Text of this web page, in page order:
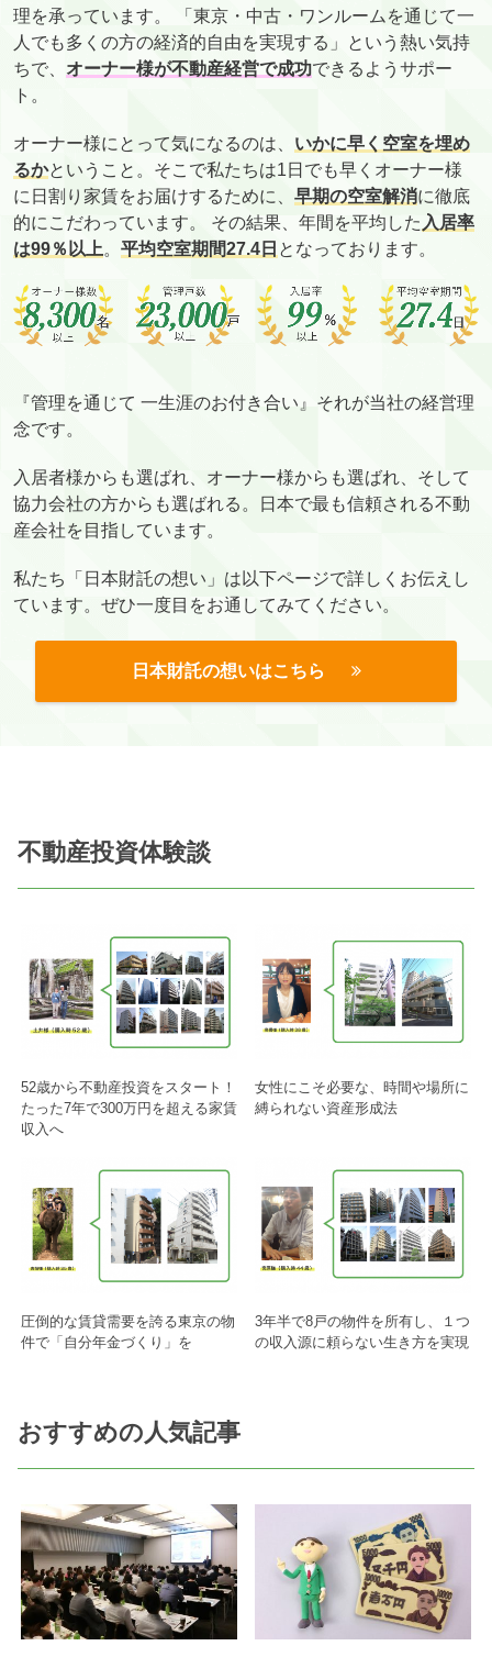
理を承っています。 「東京・中古・ワンルームを通じて一
人でも多くの方の経済的自由を実現する」という熱い気持
ちで、 オーナー様が不動産経営で成功できるようサポー
ト。
オーナー様にとって気になるのは、 いかに早く空室を埋め
るかということ。そこで私たちは1日でも早くオーナー様
に日割り家賃をお届けするために、 早期の空室解消に徹底
的にこだわっています。 その結果、年間を平均した 入居率
は99％以上。 平均空室期間27.4日 となっております。
『管理を通じて 一生涯のお付き合い』それが当社の経営理
念です。
入居者様からも選ばれ、オーナー様からも選ばれ、そして
協力会社の方からも選ばれる。日本で最も信頼される不動
産会社を目指しています。
私たち「日本財託の想い」は以下ページで詳しくお伝えし
ています。ぜひ一度目をお通してみてください。
日本財託の想いはこちら
不動産投資体験談
52歳から不動産投資をスタート！
たった7年で300万円を超える家賃
収入へ
女性にこそ必要な、時間や場所に
縛られない資産形成法
圧倒的な賃貸需要を誇る東京の物
件で「自分年金づくり」を
3年半で8戸の物件を所有し、１つ
の収入源に頼らない生き方を実現
おすすめの人気記事